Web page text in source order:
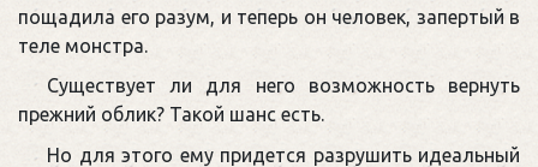
пощадила его разум, и теперь он человек, запертый в
теле монстра.
Существует ли для него возможность вернуть
прежний облик? Такой шанс есть.
Но для этого ему придется разрушить идеальный